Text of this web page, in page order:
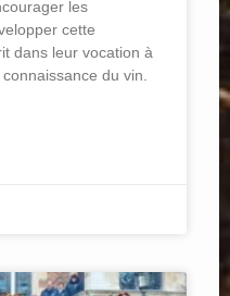
les
cette
dans leur vocation à
du vin.